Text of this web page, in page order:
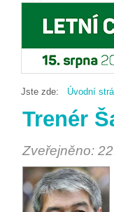
Jste zde: Úvodní
Trenér
Zveřejněno: